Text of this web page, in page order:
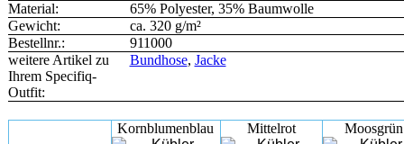
Material:
65% Polyester, 35% Baumwolle
Gewicht:
ca. 320 g/m²
Bestellnr.:
911000
weitere Artikel zu
Ihrem Specifiq-
Outfit:
Bundhose, Jacke
Kornblumenblau Mittelrot Moosgrün